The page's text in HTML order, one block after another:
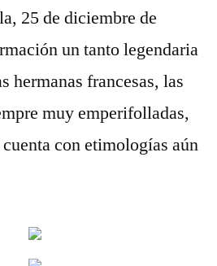
25 de diciembre de
un tanto legendaria
hermanas francesas, las
muy emperifolladas,
con etimologías aún